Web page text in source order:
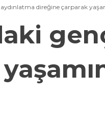
direğine çarparak